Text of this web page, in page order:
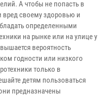
А чтобы не попасть в
вред своему здоровью и
определенными
на рынке или на улице у
вероятность
годности или низкого
только в
детям пользоваться
предназначены